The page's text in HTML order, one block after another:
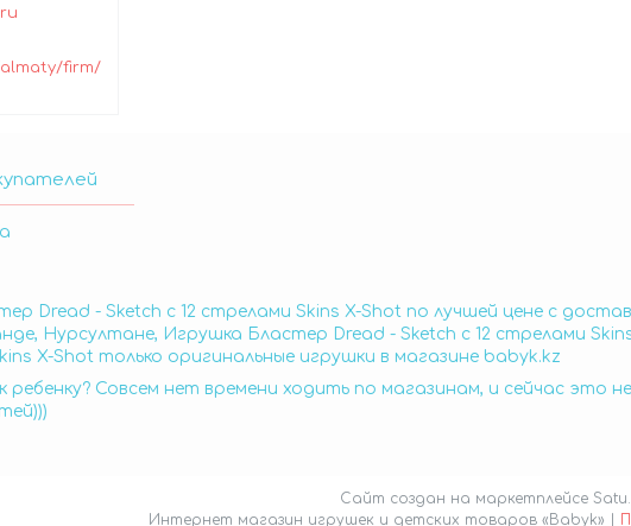
firm/
Dread - Sketch с 12 стрелами Skins X-Shot по лучшей цене с
Нурсултане, Игрушка Бластер Dread - Sketch с 12 стрелами
X-Shot только оригинальные игрушки в магазине babyk.kz
ребенку? Совсем нет времени ходить по магазинам, и сейчас это
Сайт создан на маркетплейсе